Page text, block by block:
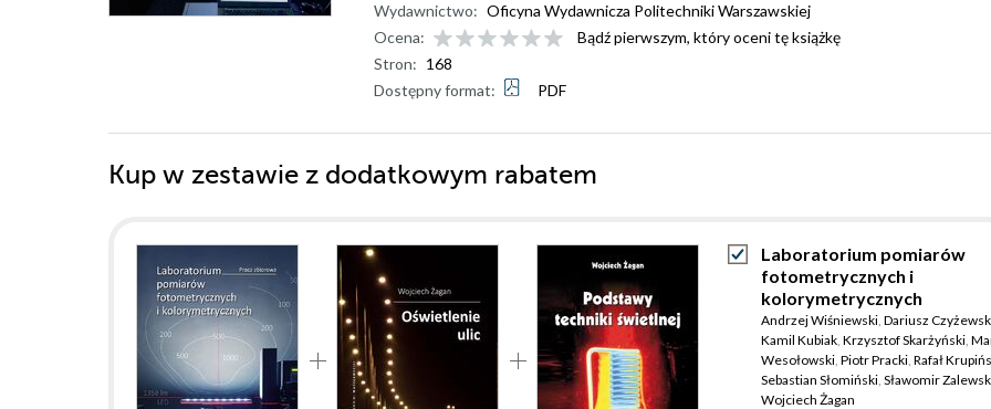
Wydawnictwo: Oficyna Wydawnicza Politechniki Warszawskiej
Ocena:
Bądź pierwszym, który oceni tę książkę
Stron: 168
Dostępny format:
PDF
Kup w zestawie z dodatkowym rabatem
Laboratorium pomiarów
fotometrycznych i
kolorymetrycznych
Andrzej Wiśniewski, Dariusz
Kamil Kubiak, Krzysztof Skarżyński,
Wesołowski, Piotr Pracki, Rafał
Sebastian Słomiński, Sławomir
Wojciech Żagan